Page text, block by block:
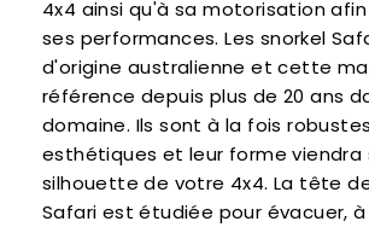
4x4 ainsi qu'à sa motorisation
ses performances. Les snorkel
d'origine australienne et cette
référence depuis plus de 20 ans
domaine. Ils sont à la fois
esthétiques et leur forme viendra
silhouette de votre 4x4. La tête
Safari est étudiée pour évacuer,